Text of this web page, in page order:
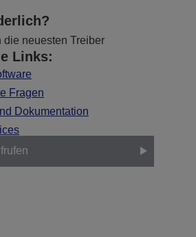
die neuesten Treiber
Links:
Fragen
Dokumentation